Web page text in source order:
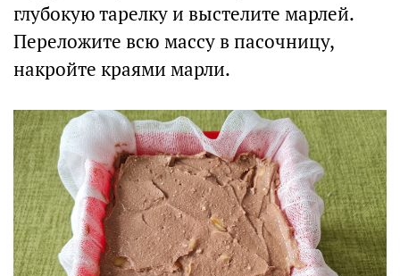
глубокую тарелку и выстелите марлей.
Переложите всю массу в пасочницу,
накройте краями марли.